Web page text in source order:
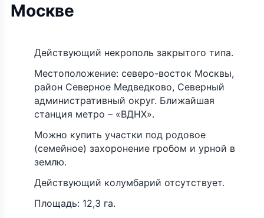
Москве
Действующий некрополь закрытого типа.
Местоположение: северо-восток Москвы,
район Северное Медведково, Северный
административный округ. Ближайшая
станция метро – «ВДНХ».
Можно купить участки под родовое
(семейное) захоронение гробом и урной в
землю.
Действующий колумбарий отсутствует.
Площадь: 12,3 га.